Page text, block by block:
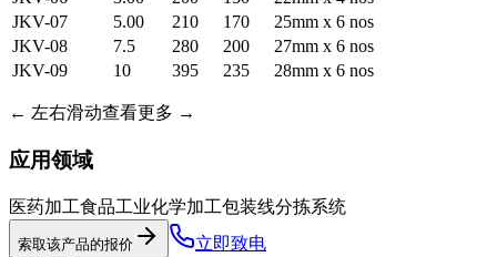
JKV-07
5.00 210 170
25mm x 6 nos
JKV-08
7.5 280 200
27mm x 6 nos
JKV-09
10 395 235 28mm x 6 nos
← 左右滑动查看更多 →
应用领域
医药加工食品工业化学加工包装线分拣系统
索取该产品的报价
立即致电